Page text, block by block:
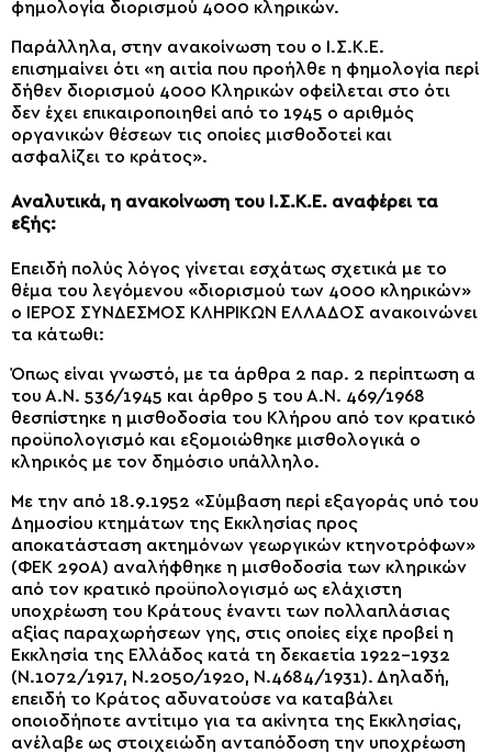
φημολογία διορισμού 4000 κληρικών.
Παράλληλα, στην ανακοίνωση του ο Ι.Σ.Κ.Ε.
επισημαίνει ότι «η αιτία που προήλθε η φημολογία περί
δήθεν διορισμού 4000 Κληρικών οφείλεται στο ότι
δεν έχει επικαιροποιηθεί από το 1945 ο αριθμός
οργανικών θέσεων τις οποίες μισθοδοτεί και
ασφαλίζει το κράτος».
Αναλυτικά, η ανακοίνωση του Ι.Σ.Κ.Ε. αναφέρει τα
εξής:
Επειδή πολύς λόγος γίνεται εσχάτως σχετικά με το
θέμα του λεγόμενου «διορισμού των 4000 κληρικών»
ο ΙΕΡΟΣ ΣΥΝΔΕΣΜΟΣ ΚΛΗΡΙΚΩΝ ΕΛΛΑΔΟΣ ανακοινώνει
τα κάτωθι:
Όπως είναι γνωστό, με τα άρθρα 2 παρ. 2 περίπτωση α
του Α.Ν. 536/1945 και άρθρο 5 του Α.Ν. 469/1968
θεσπίστηκε η μισθοδοσία του Κλήρου από τον κρατικό
προϋπολογισμό και εξομοιώθηκε μισθολογικά ο
κληρικός με τον δημόσιο υπάλληλο.
Με την από 18.9.1952 «Σύμβαση περί εξαγοράς υπό του
Δημοσίου κτημάτων της Εκκλησίας προς
αποκατάσταση ακτημόνων γεωργικών κτηνοτρόφων»
(ΦΕΚ 290Α) αναλήφθηκε η μισθοδοσία των κληρικών
από τον κρατικό προϋπολογισμό ως ελάχιστη
υποχρέωση του Κράτους έναντι των πολλαπλάσιας
αξίας παραχωρήσεων γης, στις οποίες είχε προβεί η
Εκκλησία της Ελλάδος κατά τη δεκαετία 1922-1932
(Ν.1072/1917, Ν.2050/1920, Ν.4684/1931). Δηλαδή,
επειδή το Κράτος αδυνατούσε να καταβάλει
οποιοδήποτε αντίτιμο για τα ακίνητα της Εκκλησίας,
ανέλαβε ως στοιχειώδη ανταπόδοση την υποχρέωση